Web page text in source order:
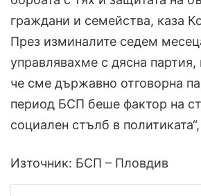
граждани и семейства, каза
През изминалите седем
управлявахме с дясна
че сме държавно отговорна
период БСП беше фактор на
социален стълб в
Източник: БСП – Пловдив